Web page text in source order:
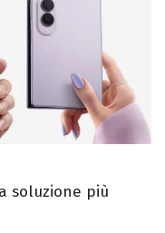
soluzione più